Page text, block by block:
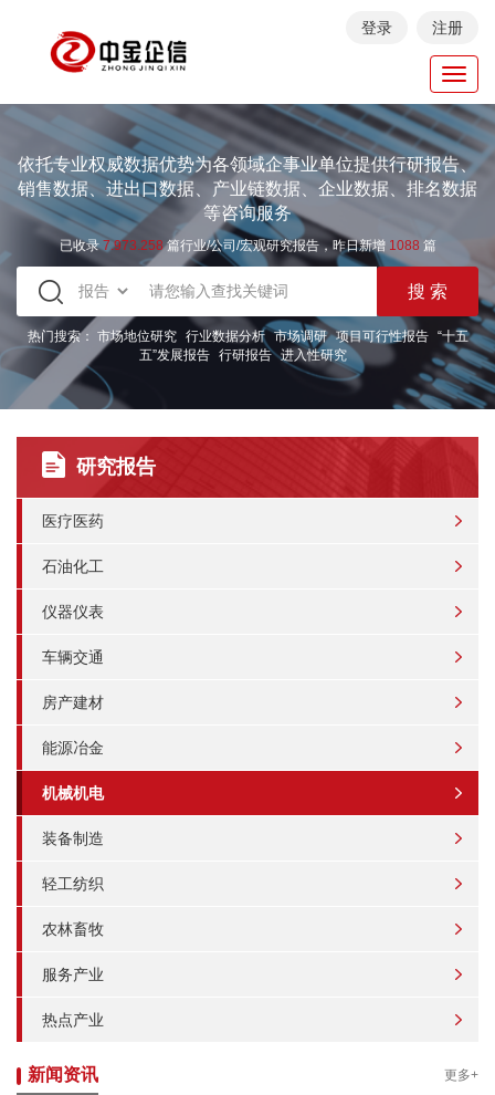
登录 注册
依托专业权威数据优势为各领域企事业单位提供行研报告、
销售数据、进出口数据、产业链数据、企业数据、排名数据
等咨询服务
已收录7.973.258篇行业/公司/宏观研究报告，昨日新增 1088 篇
热门搜索： 市场地位研究 行业数据分析 市场调研 项目可行性报告
“十五
五”发展报告 行研报告 进入性研究
研究报告
医疗医药
石油化工
仪器仪表
车辆交通
房产建材
能源冶金
机械机电
装备制造
轻工纺织
农林畜牧
服务产业
热点产业
新闻资讯 更多+